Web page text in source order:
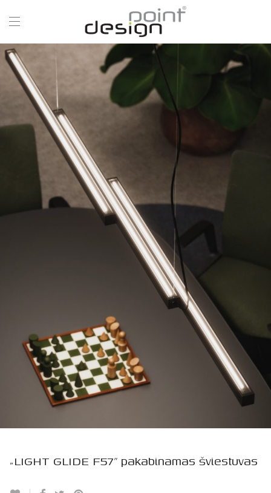
„LIGHT GLIDE F57” pakabinamas šviestuvas